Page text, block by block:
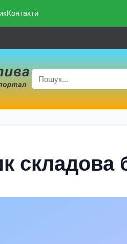
Контакти
складова